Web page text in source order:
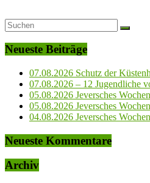
Neueste Beiträge
07.08.2026 Schutz der
07.08.2026 – 12 Jugendliche
05.08.2026 Jeversches
05.08.2026 Jeversches
04.08.2026 Jeversches
Neueste Kommentare
Archiv